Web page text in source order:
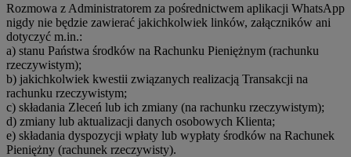
Rozmowa z Administratorem za pośrednictwem aplikacji WhatsApp
nigdy nie będzie zawierać jakichkolwiek linków, załączników ani
dotyczyć m.in.:
a) stanu Państwa środków na Rachunku Pieniężnym (rachunku
rzeczywistym);
b) jakichkolwiek kwestii związanych realizacją Transakcji na
rachunku rzeczywistym;
c) składania Zleceń lub ich zmiany (na rachunku rzeczywistym);
d) zmiany lub aktualizacji danych osobowych Klienta;
e) składania dyspozycji wpłaty lub wypłaty środków na Rachunek
Pieniężny (rachunek rzeczywisty).